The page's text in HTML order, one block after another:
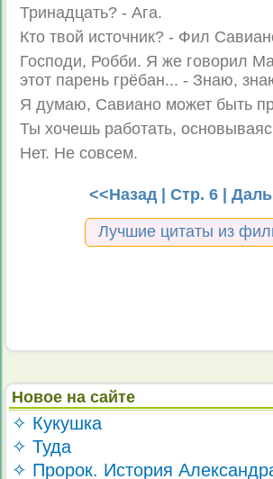
Тринадцать? - Ага.
Кто твой источник? - Фил
Господи, Робби. Я же говорил
этот парень грёбан... - Знаю,
Я думаю, Савиано может быть
Ты хочешь работать,
Нет. Не совсем.
<<Назад | Стр. 6 |
Лучшие цитаты из
Новое на сайте
✧ Кукушка
✧ Туда
✧ Пророк. История